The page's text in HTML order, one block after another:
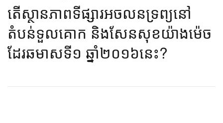
​តើស្ថានភាពទីផ្សារអចលនទ្រព្យនៅ
តំបន់ទួលគោក និងសែនសុខយ៉ាងម៉េច
ដែរឆមាសទី១ ឆ្នាំ២០១៦នេះ?​